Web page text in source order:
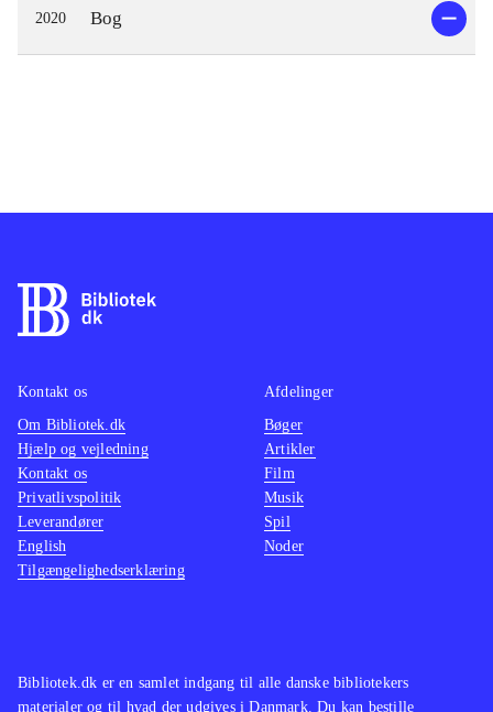
2020 Bog
Bibliotek.dk er en samlet indgang til alle danske bibliotekers
materialer og til hvad der udgives i Danmark. Du kan bestille
Kontakt os
Om Bibliotek.dk
Hjælp og vejledning
Kontakt os
Privatlivspolitik
Leverandører
English
Tilgængelighedserklæring
Afdelinger
Bøger
Artikler
Film
Musik
Spil
Noder